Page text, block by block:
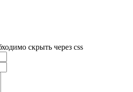
скрыть через css